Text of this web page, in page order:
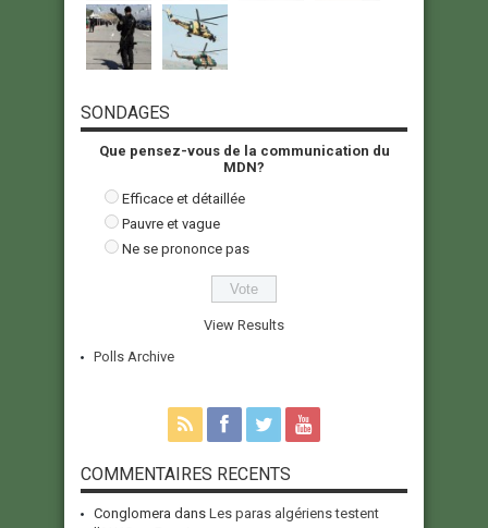
SONDAGES
Que pensez-vous de la communication du
MDN?
Efficace et détaillée
Pauvre et vague
Ne se prononce pas
View Results
Polls Archive
COMMENTAIRES RECENTS
Conglomera dans Les paras algériens testent